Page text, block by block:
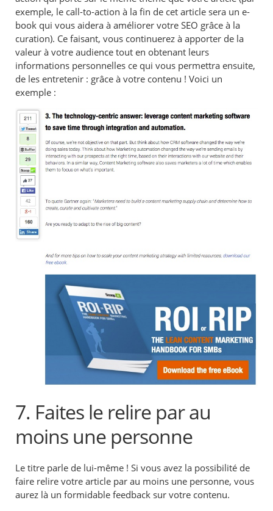
exemple, le call-to-action à la fin de cet article sera un e-
book qui vous aidera à améliorer votre SEO grâce à la
curation). Ce faisant, vous continuerez à apporter de la
valeur à votre audience tout en obtenant leurs
informations personnelles ce qui vous permettra ensuite,
de les entretenir : grâce à votre contenu ! Voici un
exemple :
7. Faites le relire par au
moins une personne
Le titre parle de lui-même ! Si vous avez la possibilité de
faire relire votre article par au moins une personne, vous
aurez là un formidable feedback sur votre contenu.